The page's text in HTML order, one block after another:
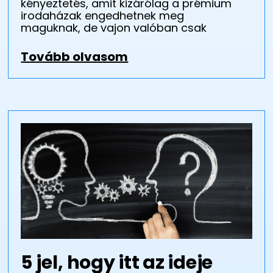
kényeztetés, amit kizárólag a prémium
irodaházak engedhetnek meg
maguknak, de vajon valóban csak
Tovább olvasom
5 jel, hogy itt az ideje